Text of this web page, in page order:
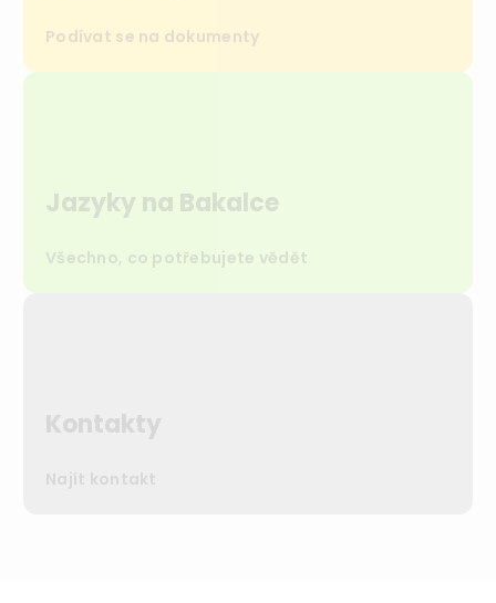
Podívat se na dokumenty
Jazyky na Bakalce
Všechno, co potřebujete vědět